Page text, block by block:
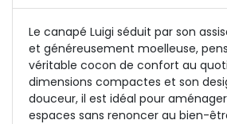
Le canapé Luigi séduit par son
et généreusement moelleuse,
véritable cocon de confort au
dimensions compactes et son
douceur, il est idéal pour
espaces sans renoncer au bien-